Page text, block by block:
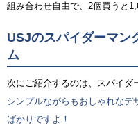
組み合わせ自由で、2個買うと
USJのスパイダーマン
ム
次にご紹介するのは、スパイダ
シンプルながらもおしゃれな
ばかりですよ！